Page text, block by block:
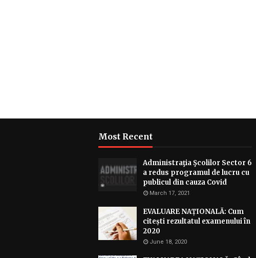
Most Recent
Administraţia Şcolilor Sector 6
a redus programul de lucru cu
publicul din cauza Covid
March 17, 2021
EVALUARE NAȚIONALĂ: Cum
citești rezultatul examenului în
2020
June 18, 2020